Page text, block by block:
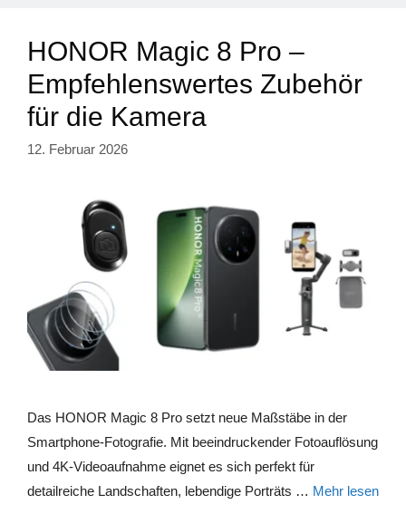
HONOR Magic 8 Pro –
Empfehlenswertes Zubehör
für die Kamera
12. Februar 2026
Das HONOR Magic 8 Pro setzt neue Maßstäbe in der
Smartphone-Fotografie. Mit beeindruckender Fotoauflösung
und 4K-Videoaufnahme eignet es sich perfekt für
detailreiche Landschaften, lebendige Porträts … Mehr lesen